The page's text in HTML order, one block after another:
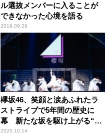
ル選抜メンバーに入ることが
できなかった心境を語る
2019.09.29
欅坂46、笑顔と涙あふれたラ
ストライブで5年間の歴史に
幕 新たな坂を駆け上がる“櫻
坂46”が誕生
2020.10.14